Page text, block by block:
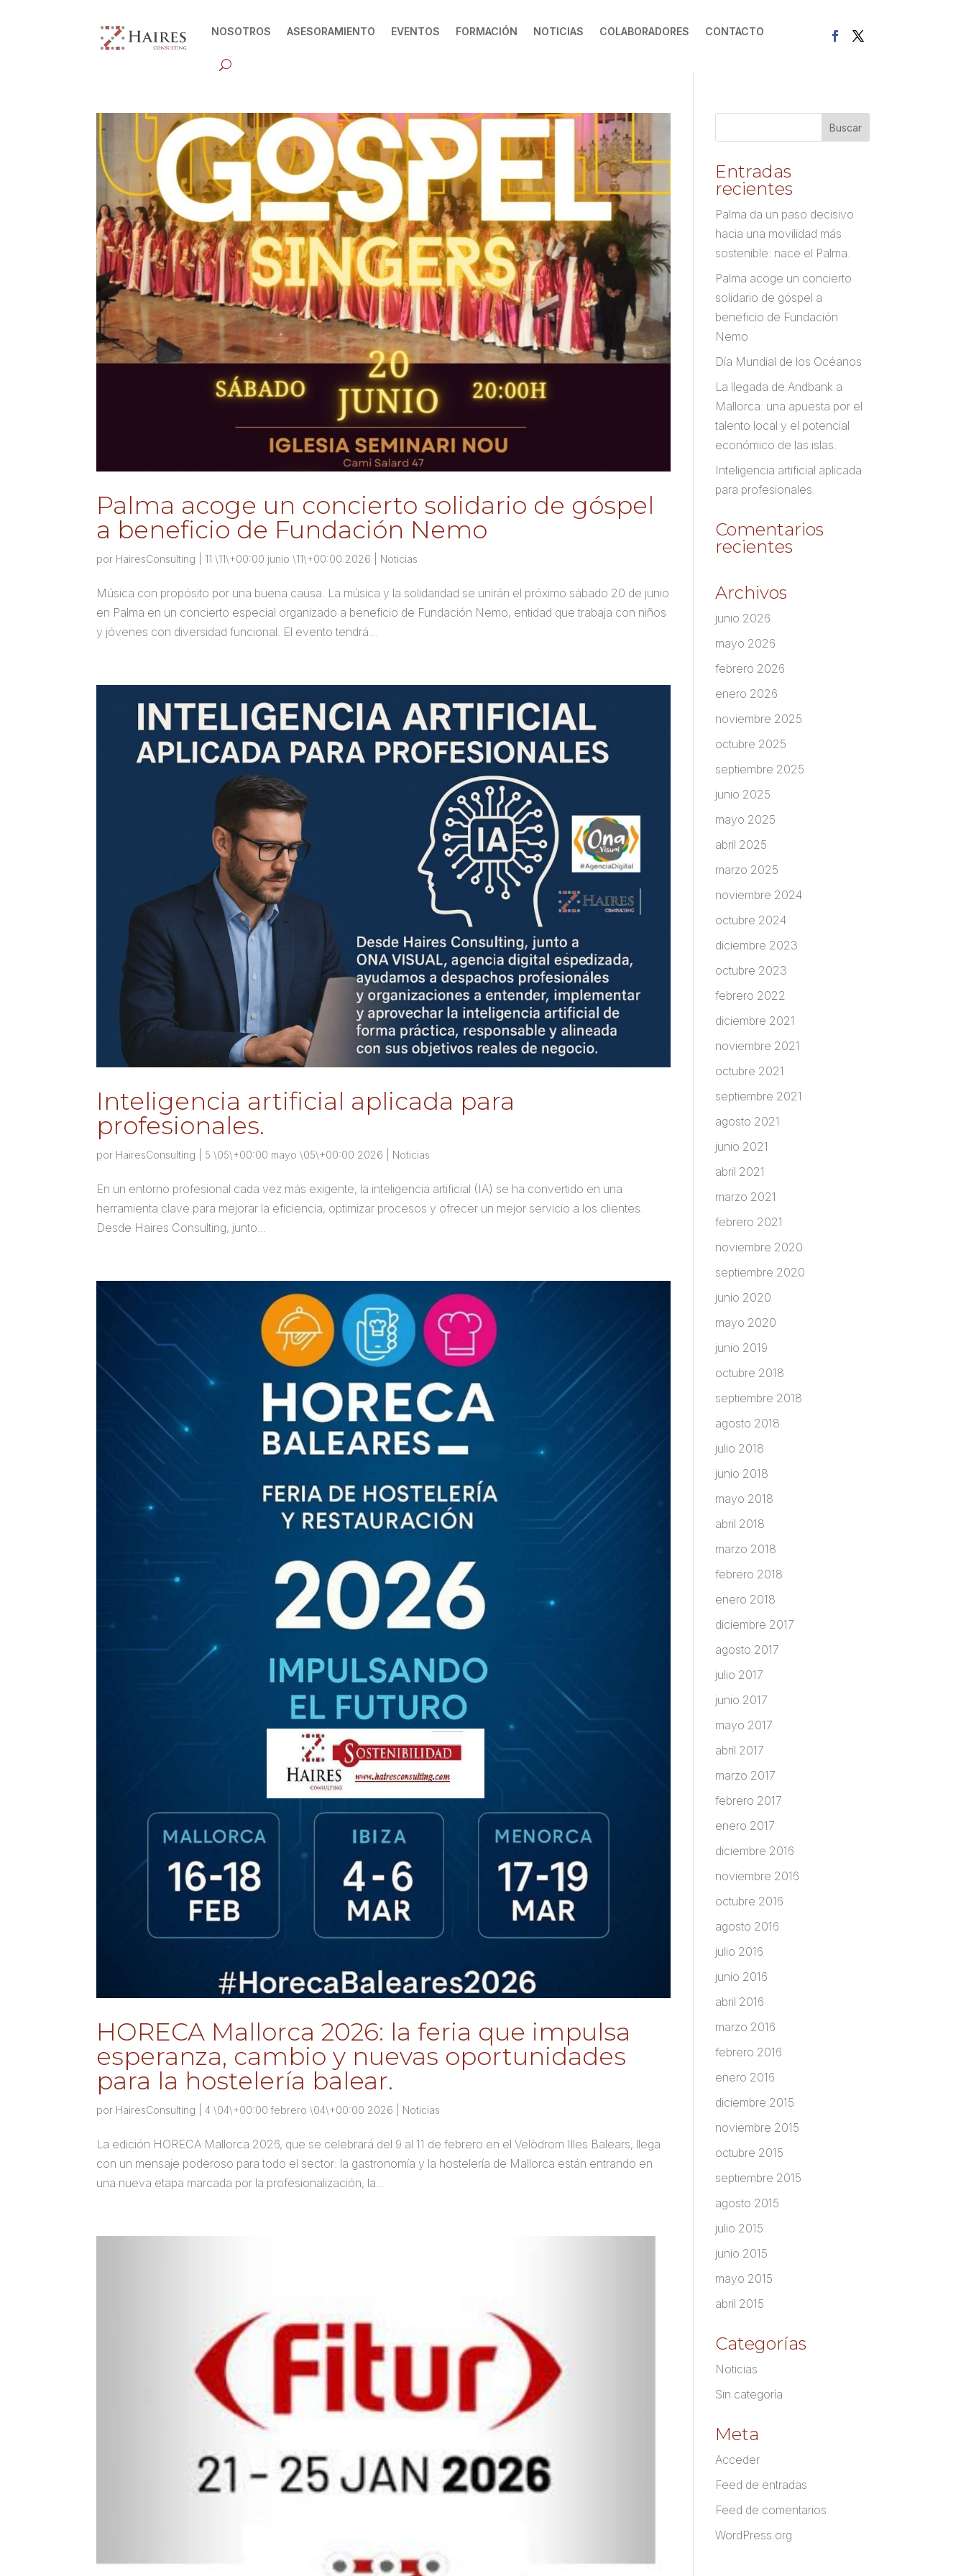
NOSOTROS ASESORAMIENTO EVENTOS FORMACIÓN NOTICIAS COLABORADORES CONTACTO
Palma acoge un concierto solidario de góspel
a beneficio de Fundación Nemo
por HairesConsulting |11 \11\+00:00 junio \11\+00:00 2026 Noticias
Música con propósito por una buena causa. La música y la solidaridad se unirán el próximo sábado 20 de junio
en Palma en un concierto especial organizado a beneficio de Fundación Nemo, entidad que trabaja con niños
y jóvenes con diversidad funcional. El evento tendrá...
Inteligencia artificial aplicada para
profesionales.
por HairesConsulting 5 \05\+00:00 mayo \05\+00:00 2026 Noticias
En un entorno profesional cada vez más exigente, la inteligencia artificial (IA) se ha convertido en una
herramienta clave para mejorar la eficiencia, optimizar procesos y ofrecer un mejor servicio a los clientes.
Desde Haires Consulting, junto...
HORECA Mallorca 2026: la feria que impulsa
esperanza, cambio y nuevas oportunidades
para la hostelería balear.
por HairesConsulting |4 \04\+00:00 febrero \04\+00:00 2026 Noticias
La edición HORECA Mallorca 2026, que se celebrará del 9 al 11 de febrero en el Velòdrom Illes Balears, llega
con un mensaje poderoso para todo el sector: la gastronomía y la hostelería de Mallorca están entrando en
una nueva etapa marcada por la profesionalización, la...
Entradas
recientes
Palma da un paso decisivo
hacia una movilidad más
sostenible: nace el Palma.
Palma acoge un concierto
solidario de góspel a
beneficio de Fundación
Nemo
Día Mundial de los Océanos
La llegada de Andbank a
Mallorca: una apuesta por el
talento local y el potencial
económico de las islas.
Inteligencia artificial aplicada
para profesionales.
Comentarios
recientes
Archivos
junio 2026
mayo 2026
febrero 2026
enero 2026
noviembre 2025
octubre 2025
septiembre 2025
junio 2025
mayo 2025
abril 2025
marzo 2025
noviembre 2024
octubre 2024
diciembre 2023
octubre 2023
febrero 2022
diciembre 2021
noviembre 2021
octubre 2021
septiembre 2021
agosto 2021
junio 2021
abril 2021
marzo 2021
febrero 2021
noviembre 2020
septiembre 2020
junio 2020
mayo 2020
junio 2019
octubre 2018
septiembre 2018
agosto 2018
julio 2018
junio 2018
mayo 2018
abril 2018
marzo 2018
febrero 2018
enero 2018
diciembre 2017
agosto 2017
julio 2017
junio 2017
mayo 2017
abril 2017
marzo 2017
febrero 2017
enero 2017
diciembre 2016
noviembre 2016
octubre 2016
agosto 2016
julio 2016
junio 2016
abril 2016
marzo 2016
febrero 2016
enero 2016
diciembre 2015
noviembre 2015
octubre 2015
septiembre 2015
agosto 2015
julio 2015
junio 2015
mayo 2015
abril 2015
Categorías
Noticias
Sin categoría
Meta
Acceder
Feed de entradas
Feed de comentarios
WordPress.org